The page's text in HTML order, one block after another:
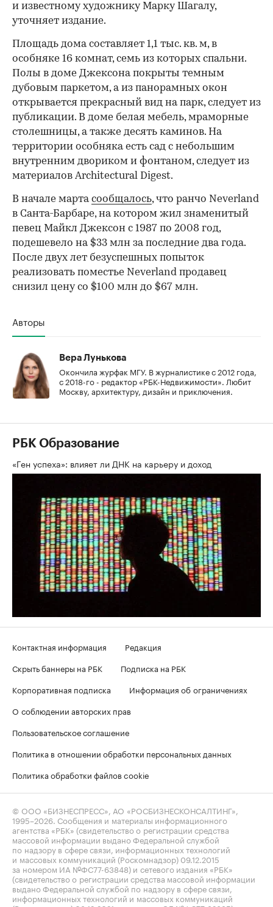
и известному художнику Марку Шагалу,
уточняет издание.
Площадь дома составляет 1,1 тыс. кв. м, в
особняке 16 комнат, семь из которых спальни.
Полы в доме Джексона покрыты темным
дубовым паркетом, а из панорамных окон
открывается прекрасный вид на парк, следует из
публикации. В доме белая мебель, мраморные
столешницы, а также десять каминов. На
территории особняка есть сад с небольшим
внутренним двориком и фонтаном, следует из
материалов Architectural Digest.
В начале мартасообщалось, что ранчо Neverland
в Санта-Барбаре, на котором жил знаменитый
певец Майкл Джексон с 1987 по 2008 год,
подешевело на $33 млн за последние два года.
После двух лет безуспешных попыток
реализовать поместье Neverland продавец
снизил цену со $100 млн до $67 млн.
Авторы
Вера Лунькова
Окончила журфак МГУ. В журналистике с 2012 года,
с 2018-го - редактор «РБК-Недвижимости». Любит
Москву, архитектуру, дизайн и приключения.
РБК Образование
«Ген успеха»: влияет ли ДНК на карьеру и доход
Контактная информация
Редакция
Скрыть баннеры на РБК
Подписка на РБК
Корпоративная подписка
Информация об ограничениях
О соблюдении авторских прав
Пользовательское соглашение
Политика в отношении обработки персональных данных
Политика обработки файлов cookie
© ООО «БИЗНЕСПРЕСС», АО «РОСБИЗНЕСКОНСАЛТИНГ»,
1995–2026 . Сообщения и материалы информационного
агентства «РБК» (свидетельство о регистрации средства
массовой информации выдано Федеральной службой
по надзору в сфере связи, информационных технологий
и массовых коммуникаций (Роскомнадзор) 09.12.2015
за номером ИА №ФС77-63848) и сетевого издания «РБК»
(свидетельство о регистрации средства массовой информации
выдано Федеральной службой по надзору в сфере связи,
информационных технологий и массовых коммуникаций